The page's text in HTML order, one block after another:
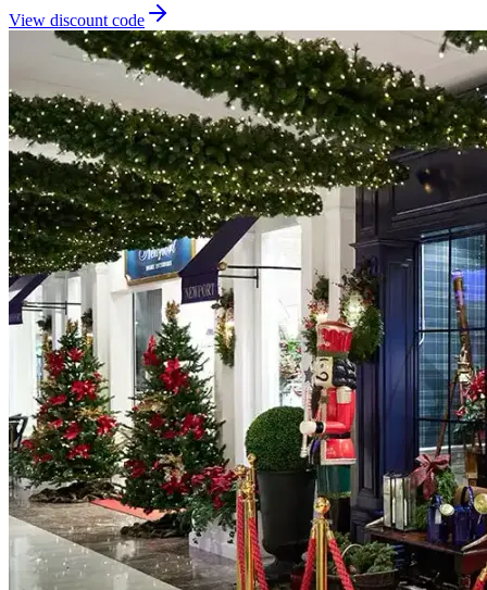
View discount code